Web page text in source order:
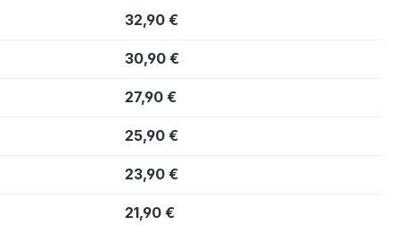
32,90 €
30,90 €
27,90 €
25,90 €
23,90 €
21,90 €